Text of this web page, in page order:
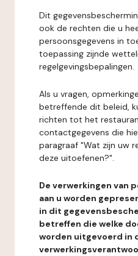
Dit
ook de rechten die u
persoonsgegevens in
toepassing zijnde
regelgevingsbepalingen.
Als u vragen,
betreffende dit beleid,
richten tot het
contactgegevens die
paragraaf "Wat zijn uw
deze uitoefenen?".
De verwerkingen van
aan u worden
in dit
betreffen die welke
worden uitgevoerd in